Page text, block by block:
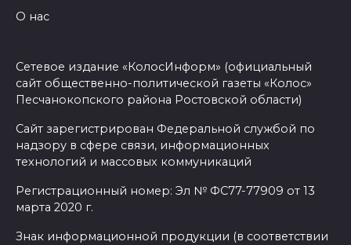
О нас
Сетевое издание «КолосИнформ» (официальный
сайт общественно-политической газеты «Колос»
Песчанокопского района Ростовской области)
Сайт зарегистрирован Федеральной службой по
надзору в сфере связи, информационных
технологий и массовых коммуникаций
Регистрационный номер: Эл № ФС77-77909 от 13
марта 2020 г.
Знак информационной продукции (в соответствии